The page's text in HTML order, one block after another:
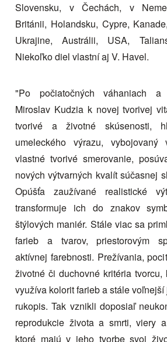
Slovensku, v Čechách, v
Británii, Holandsku, Cypre,
Ukrajine, Austrálii, USA,
Niekoľko diel vlastní aj V. Havel.
"Po počiatočných váhaniach a
Miroslav Kudzia k novej tvorivej
tvorivé a životné skúsenosti,
umeleckého výrazu,
vlastné tvorivé smerovanie,
nových výtvarných kvalít súčasnej
Opúšťa zaužívané realistické
transformuje ich do znakov
štýlových maniér. Stále viac sa
farieb a tvarov, priestorovým
aktívnej farebnosti. Prežívania,
životné či duchovné kritéria tvorcu,
využíva kolorit farieb a stále
rukopis. Tak vznikli doposiaľ
reprodukcie života a smrti, viery
ktoré majú v jeho tvorbe svoj